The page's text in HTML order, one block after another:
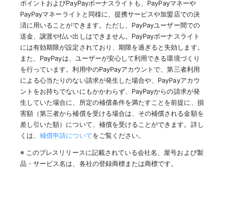
ポイントおよびPayPayボーナスライトも、PayPayマネーや
PayPayマネーライトと同様に、提携サービスや加盟店での決
済に用いることができます。ただし、PayPayユーザー間での
送金、譲渡や払い出しはできません。PayPayボーナスライト
には有効期限が設定されており、期限を過ぎると失効します。
また、PayPayは、ユーザーが安心して利用できる環境づくり
を行っています。利用中のPayPayアカウントで、第三者利用
による心当たりのない請求が発生した場合や、PayPayアカウ
ントをお持ちでないにもかかわらず、PayPayからの請求が発
生していた場合に、所定の補償条件を満たすことを前提に、損
害額（第三者から補償を受ける場合は、その補償される金額を
差し引いた額）について、補償を受けることができます。詳し
くは、補償申請についてをご覧ください。
※ このプレスリリースに記載されている会社名、屋号および製
品・サービス名は、各社の登録商標または商標です。